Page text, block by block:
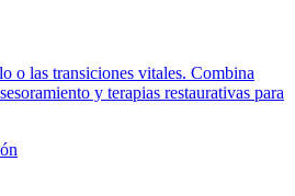
o las transiciones vitales. Combina
y terapias restaurativas para